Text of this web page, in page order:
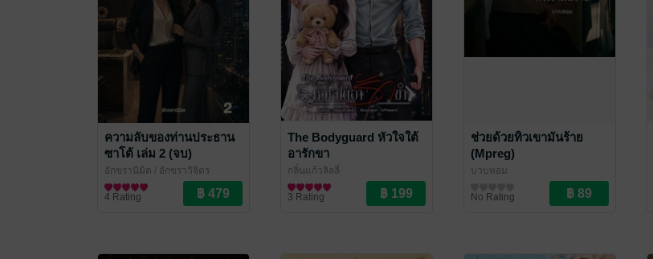
ความลับของท่านประธาน
ซาโต้ เล่ม 2 (จบ)
อักขรานิมิต / อักขราวิจิตร
นิยาย Girl Love/Yuri
4 Rating
The Bodyguard หัวใจใต้
อารักขา
กลิ่นแก้วลิลลี่
นิยายรัก
3 Rating
ช่วยด้วยทิวเขามันร้าย
(Mpreg)
บวบหอม
นิยายวาย Boy Love / Yaoi
No Rating